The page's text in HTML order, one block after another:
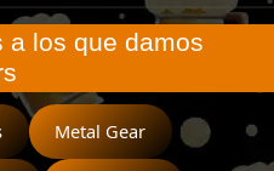
a los que damos
Metal Gear